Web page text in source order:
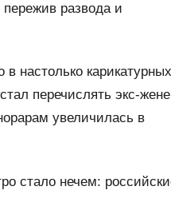
развода и
настолько карикатурных
перечислять экс-жене
увеличилась в
стало нечем: